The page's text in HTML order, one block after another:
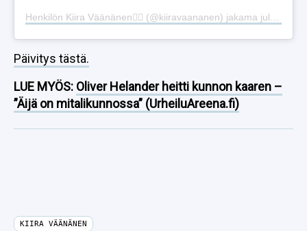
Päivitys tästä.
LUE MYÖS: Oliver Helander heitti kunnon kaaren –
”Äijä on mitalikunnossa” (UrheiluAreena.fi)
KIIRA VÄÄNÄNEN